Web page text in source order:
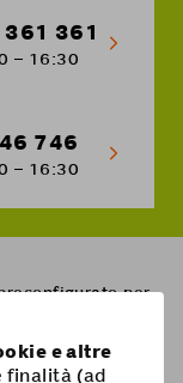
361
– 16:30
746
– 16:30
per
e altre
finalità (ad